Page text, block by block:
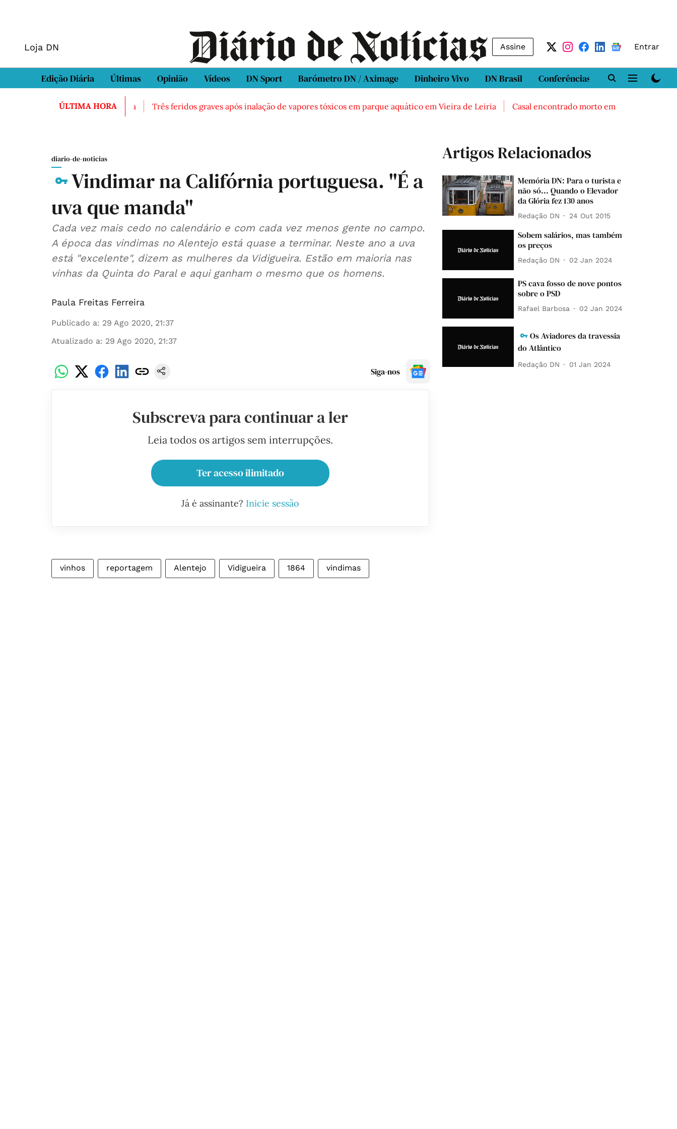
Loja DN Assine Entrar
Edição Diária Últimas Opinião Vídeos DN Sport Barómetro DN / Aximage Dinheiro Vivo DN Brasil Conferências DN LAB
ÚLTIMA HORA
encontrado morto em Sintra Três feridos graves após inalação de vapores tóxicos em parque aquático em Vieira de Leiria Casal encontrado morto em Sintra
diario-de-noticias
Vindimar na Califórnia portuguesa. "É a
uva que manda"
Cada vez mais cedo no calendário e com cada vez menos gente no campo.
A época das vindimas no Alentejo está quase a terminar. Neste ano a uva
está "excelente", dizem as mulheres da Vidigueira. Estão em maioria nas
vinhas da Quinta do Paral e aqui ganham o mesmo que os homens.
Paula Freitas Ferreira
Publicado a: 29 Ago 2020, 21:37
Atualizado a: 29 Ago 2020, 21:37
Siga-nos
Subscreva para continuar a ler
Leia todos os artigos sem interrupções.
Ter acesso ilimitado
Já é assinante? Inicie sessão
vinhos reportagem Alentejo Vidigueira 1864 vindimas
Artigos Relacionados
Memória DN: Para o turista e
não só... Quando o Elevador
da Glória fez 130 anos
Redação DN 24 Out 2015
Sobem salários, mas também
os preços
Redação DN 02 Jan 2024
PS cava fosso de nove pontos
sobre o PSD
Rafael Barbosa 02 Jan 2024
Os Aviadores da travessia
do Atlântico
Redação DN 01 Jan 2024